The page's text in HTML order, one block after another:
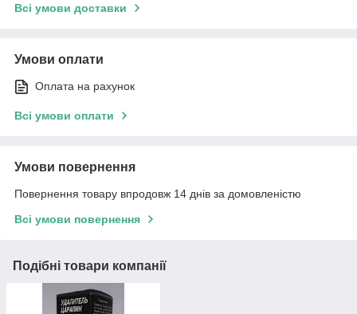
Всі умови доставки
Умови оплати
Оплата на рахунок
Всі умови оплати
Умови повернення
Повернення товару впродовж 14 днів за домовленістю
Всі умови повернення
Подібні товари компанії